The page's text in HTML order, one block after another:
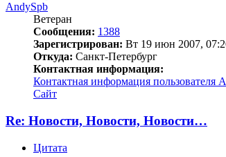
AndySpb
Ветеран
Сообщения: 1388
Зарегистрирован: Вт 19 июн 2007,
Откуда: Санкт-Петербург
Контактная информация:
Контактная информация пользователя
Сайт
Re: Новости, Новости, Новости…
Цитата